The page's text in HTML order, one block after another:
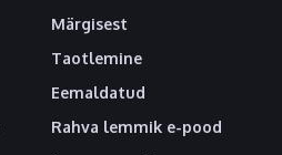
Märgisest
Taotlemine
Eemaldatud
Rahva lemmik e-pood